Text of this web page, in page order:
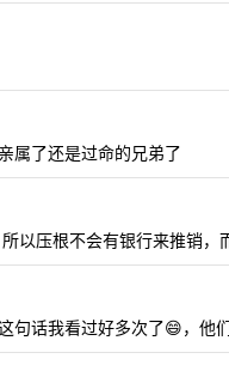
属了还是过命的兄弟了
以压根不会有银行来推销，
句话我看过好多次了😄，他